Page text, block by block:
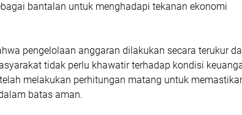
bantalan untuk menghadapi tekanan ekonomi
pengelolaan anggaran dilakukan secara terukur
tidak perlu khawatir terhadap kondisi
melakukan perhitungan matang untuk
batas aman.